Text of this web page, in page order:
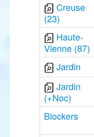
Creuse
(23)
Haute-
Vienne (87)
Jardin
Jardin
(+Noc)
Blockers